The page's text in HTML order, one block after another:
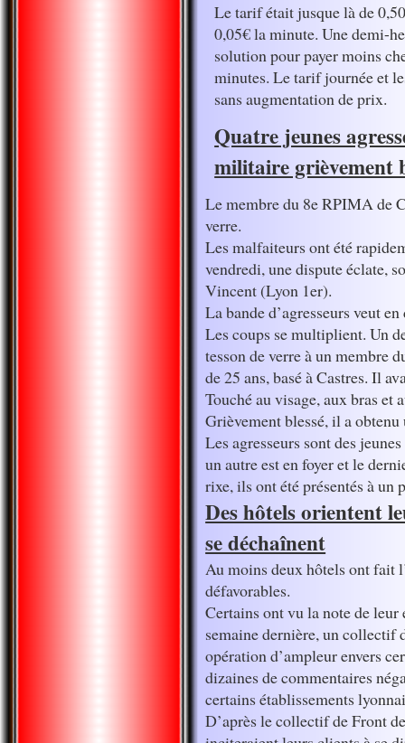
Le tarif était jusque là de
0,05€ la minute. Une demi-
solution pour payer moins
minutes. Le tarif journée et
sans augmentation de prix.
Quatre jeunes
militaire grièvement
Le membre du 8e RPIMA de
verre.
Les malfaiteurs ont été
vendredi, une dispute éclate,
Vincent (Lyon 1er).
La bande d’agresseurs veut
Les coups se multiplient. Un
tesson de verre à un membre
de 25 ans, basé à Castres. Il
Touché au visage, aux bras et
Grièvement blessé, il a
Les agresseurs sont des
un autre est en foyer et le
rixe, ils ont été présentés à
Des hôtels orientent
se déchaînent
Au moins deux hôtels ont fait
défavorables.
Certains ont vu la note de
semaine dernière, un collectif
opération d’ampleur envers
dizaines de commentaires
certains établissements
D’après le collectif de Front